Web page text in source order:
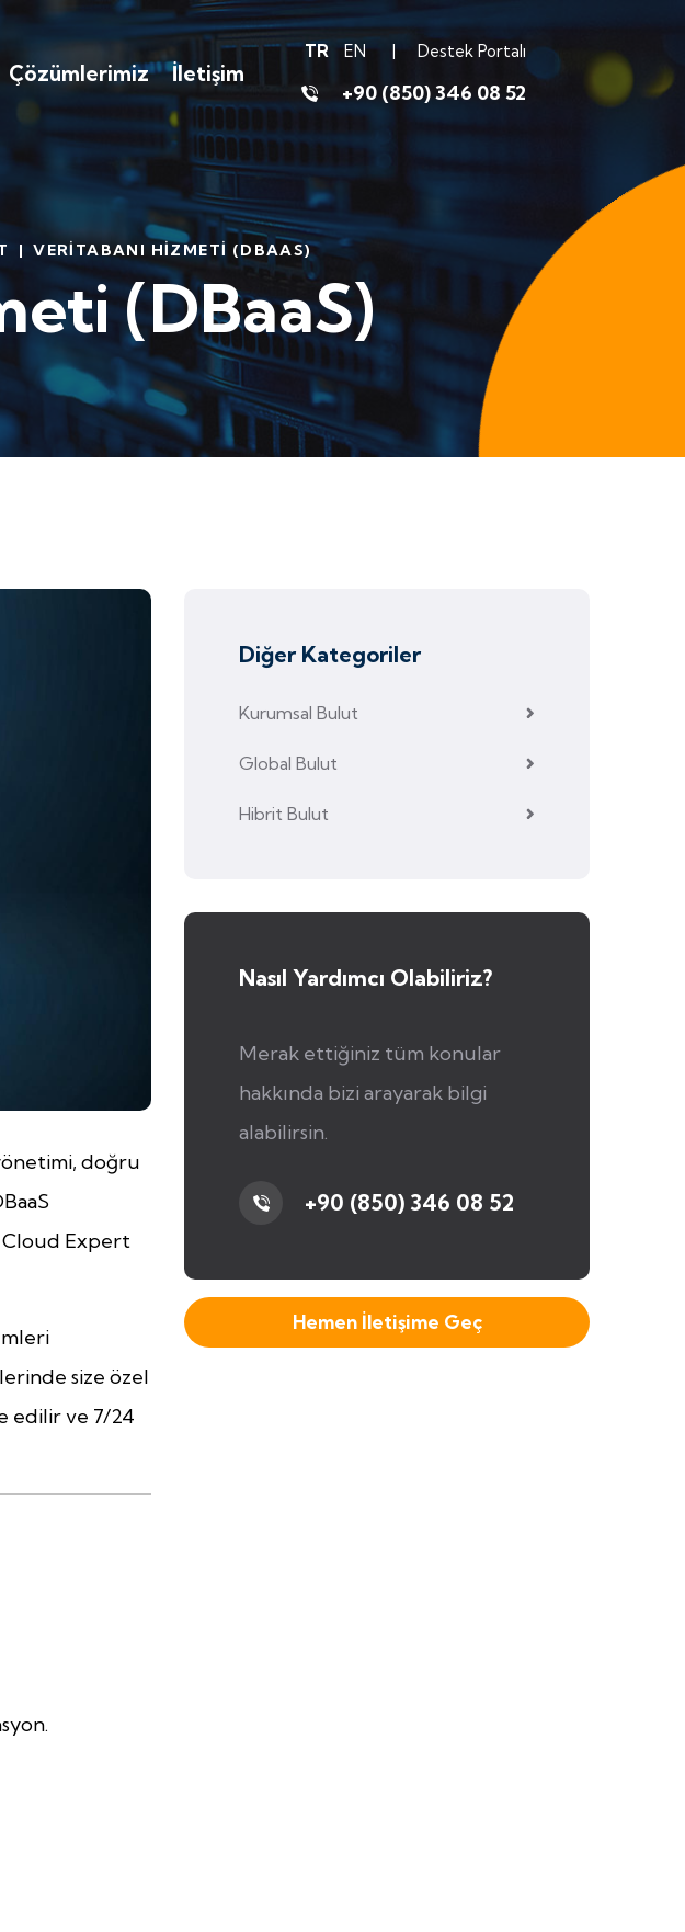
Çözümlerimiz İletişim
TR EN Destek Portalı
+90 (850) 346 08 52
| VERITABANI HIZMETI (DBAAS)
(DBaaS)
doğru
Cloud Expert
size özel
edilir ve 7/24
Diğer Kategoriler
Kurumsal Bulut
Global Bulut
Hibrit Bulut
Nasıl Yardımcı Olabiliriz?
Merak ettiğiniz tüm konular
hakkında bizi arayarak bilgi
alabilirsin.
+90 (850) 346 08 52
Hemen İletişime Geç